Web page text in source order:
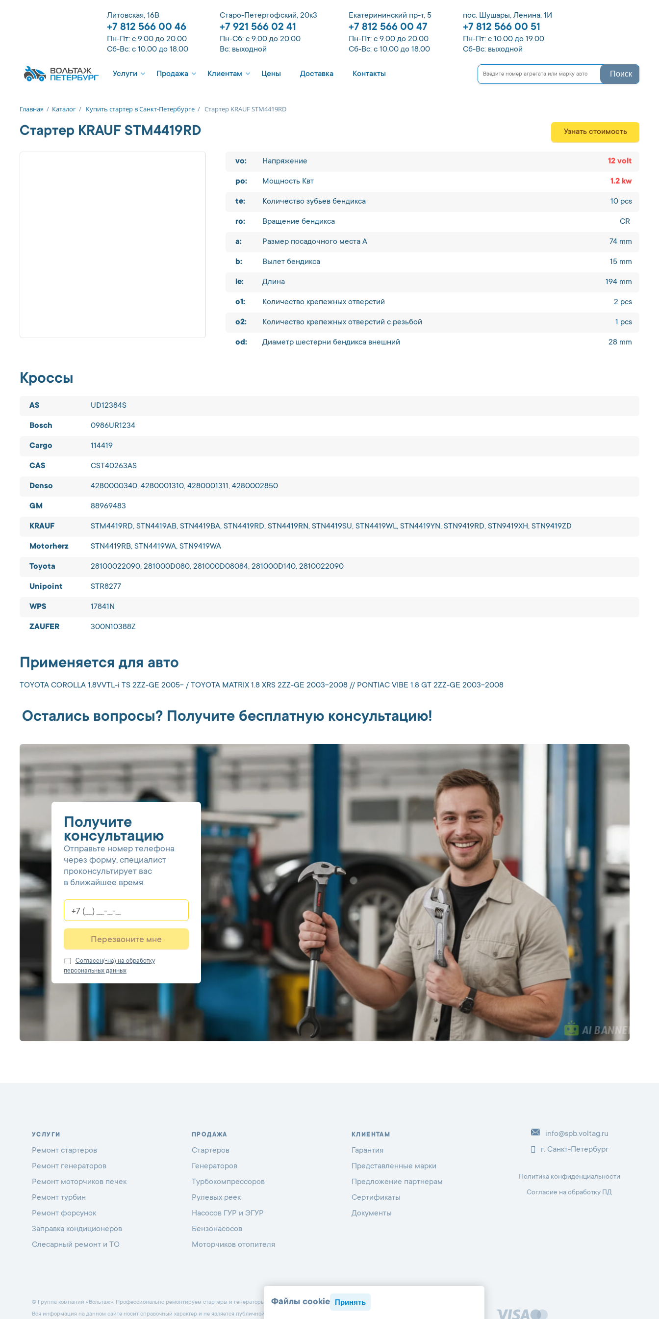
Литовская, 16В
+7 812 566 00 46
Пн-Пт: с 9.00 до 20.00
Сб-Вс: с 10.00 до 18.00
Старо-Петергофский, 20к3
+7 921 566 02 41
Пн-Сб: с 9.00 до 20.00
Вс: выходной
Екатерининский пр-т, 5
+7 812 566 00 47
Пн-Пт: с 9.00 до 20.00
Сб-Вс: с 10.00 до 18.00
пос. Шушары, Ленина, 1И
+7 812 566 00 51
Пн-Пт: с 10.00 до 19.00
Сб-Вс: выходной
Услуги Продажа Клиентам Цены Доставка Контакты Поиск
Главная / Каталог / Купить стартер в Санкт-Петербурге / Стартер KRAUF STM4419RD
Стартер KRAUF STM4419RD Узнать стоимость
vo: Напряжение 12 volt
po: Мощность Квт 1.2 kw
te: Количество зубьев бендикса 10 pcs
ro: Вращение бендикса CR
a: Размер посадочного места A 74 mm
b: Вылет бендикса 15 mm
le: Длина 194 mm
o1: Количество крепежных отверстий 2 pcs
o2: Количество крепежных отверстий с резьбой 1 pcs
od: Диаметр шестерни бендикса внешний 28 mm
Кроссы
AS UD12384S
Bosch 0986UR1234
Cargo 114419
CAS CST40263AS
Denso 4280000340, 4280001310, 4280001311, 4280002850
GM 88969483
KRAUF STM4419RD, STN4419AB, STN4419BA, STN4419RD, STN4419RN, STN4419SU, STN4419WL, STN4419YN, STN9419RD, STN9419XH, STN9419ZD
Motorherz STN4419RB, STN4419WA, STN9419WA
Toyota 28100022090, 281000D080, 281000D08084, 281000D140, 2810022090
Unipoint STR8277
WPS 17841N
ZAUFER 300N10388Z
Применяется для авто
TOYOTA COROLLA 1.8VVTL-i TS 2ZZ-GE 2005- / TOYOTA MATRIX 1.8 XRS 2ZZ-GE 2003-2008 // PONTIAC VIBE 1.8 GT 2ZZ-GE 2003-2008
Остались вопросы? Получите бесплатную консультацию!
Получите
консультацию
Отправьте номер телефона
через форму, специалист
проконсультирует вас
в ближайшее время.
Перезвоните мне
Cогласен(-на) на обработку
персональных данных
УСЛУГИ
Ремонт стартеров
Ремонт генераторов
Ремонт моторчиков печек
Ремонт турбин
Ремонт форсунок
Заправка кондиционеров
Слесарный ремонт и ТО
ПРОДАЖА
Стартеров
Генераторов
Турбокомпрессоров
Рулевых реек
Насосов ГУР и ЭГУР
Бензонасосов
Моторчиков отопителя
КЛИЕНТАМ
Гарантия
Представленные марки
Предложение партнерам
Сертификаты
Документы
info@spb.voltag.ru
г. Санкт-Петербург
Политика конфиденциальности
Согласие на обработку ПД
© Группа компаний «Вольтаж». Профессионально ремонтируем стартеры и генераторы с 1998 г.
Вся информация на данном сайте носит справочный характер и не является публичной офертой, определяемой положениями Статьи 437 Гражданского кодекса РФ.
Файлы cookie Принять